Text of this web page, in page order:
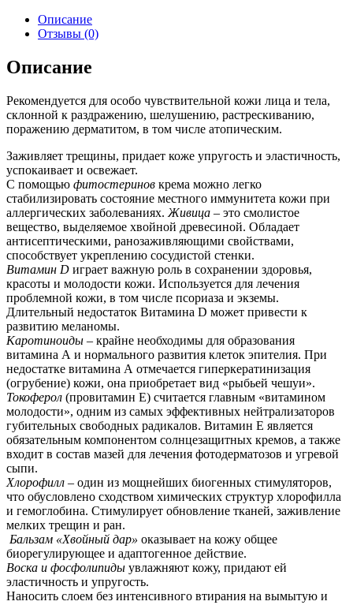
Описание
Отзывы (0)
Описание
Рекомендуется для особо чувствительной кожи лица и тела,
склонной к раздражению, шелушению, растрескиванию,
поражению дерматитом, в том числе атопическим.
Заживляет трещины, придает коже упругость и эластичность,
успокаивает и освежает.
С помощью фитостеринов крема можно легко
стабилизировать состояние местного иммунитета кожи при
аллергических заболеваниях. Живица – это смолистое
вещество, выделяемое хвойной древесиной. Обладает
антисептическими, ранозаживляющими свойствами,
способствует укреплению сосудистой стенки.
Витамин D играет важную роль в сохранении здоровья,
красоты и молодости кожи. Используется для лечения
проблемной кожи, в том числе псориаза и экземы.
Длительный недостаток Витамина D может привести к
развитию меланомы.
Каротиноиды – крайне необходимы для образования
витамина А и нормального развития клеток эпителия. При
недостатке витамина А отмечается гиперкератинизация
(огрубение) кожи, она приобретает вид «рыбьей чешуи».
Токоферол (провитамин Е) считается главным «витамином
молодости», одним из самых эффективных нейтрализаторов
губительных свободных радикалов. Витамин Е является
обязательным компонентом солнцезащитных кремов, а также
входит в состав мазей для лечения фотодерматозов и угревой
сыпи.
Хлорофилл – один из мощнейших биогенных стимуляторов,
что обусловлено сходством химических структур хлорофилла
и гемоглобина. Стимулирует обновление тканей, заживление
мелких трещин и ран.
Бальзам «Хвойный дар» оказывает на кожу общее
биорегулирующее и адаптогенное действие.
Воска и фосфолипиды увлажняют кожу, придают ей
эластичность и упругость.
Наносить слоем без интенсивного втирания на вымытую и